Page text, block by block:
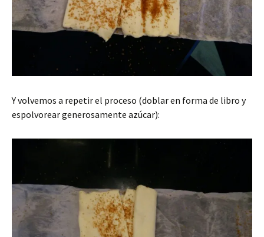
Y volvemos a repetir el proceso (doblar en forma de libro y
espolvorear generosamente azúcar):